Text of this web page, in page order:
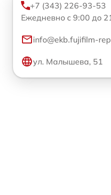
+7 (343) 226-93-53
Ежедневно с 9:00 до
info@ekb.fujifilm-
ул. Малышева, 51